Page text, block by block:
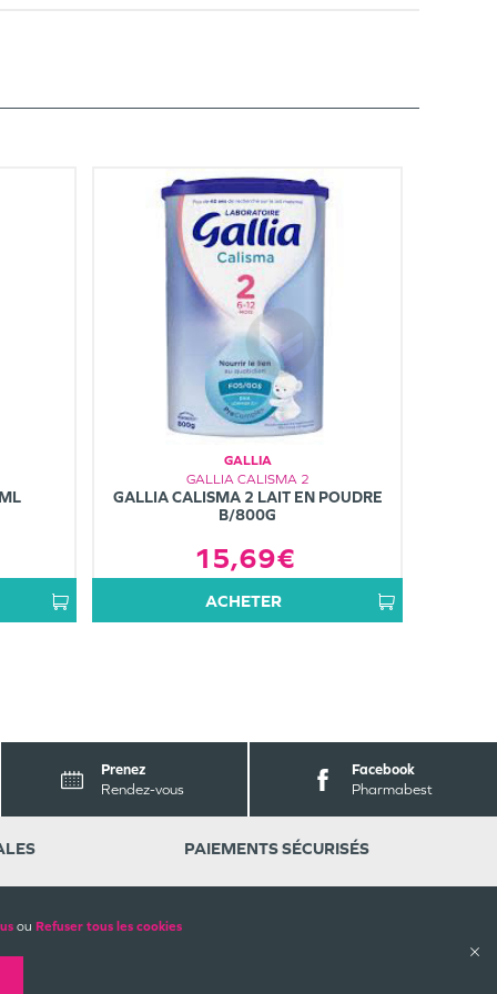
ou Refuser tous les cookies
GALLIA
GALLIA CALISMA 2
GALLIA CALISMA 2 LAIT EN POUDRE
B/800G
15,69€
ACHETER
Prenez
Rendez-vous
Facebook
Pharmabest
PAIEMENTS SÉCURISÉS